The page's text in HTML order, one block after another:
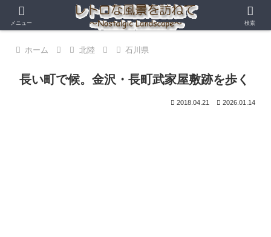
ホーム 北陸 石川県
長い町で候。金沢・長町武家屋敷跡を歩く
2018.04.21 2026.01.14
メニュー 検索